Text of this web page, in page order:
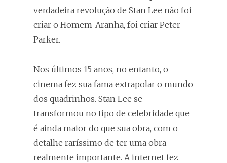
verdadeira revolução de Stan Lee não foi
criar o Homem-Aranha, foi criar Peter
Parker.
Nos últimos 15 anos, no entanto, o
cinema fez sua fama extrapolar o mundo
dos quadrinhos. Stan Lee se
transformou no tipo de celebridade que
é ainda maior do que sua obra, com o
detalhe raríssimo de ter uma obra
realmente importante. A internet fez